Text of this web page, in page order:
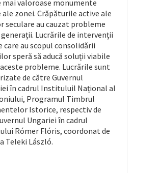
mai valoroase monumente
zonei. Crăpăturile active ale
seculare au cauzat probleme
Lucrările de intervenții
care au scopul consolidării
speră să aducă soluții viabile
probleme. Lucrările sunt
de către Guvernul
în cadrul Instituluil Național al
Programul Timbrul
Istorice, respectiv de
Ungariei în cadrul
Rómer Flóris, coordonat de
Teleki László.